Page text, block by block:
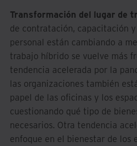
Transformación del lugar de
de contratación, capacitación
personal están cambiando a
trabajo híbrido se vuelve más
tendencia acelerada por la
las organizaciones también
papel de las oficinas y los
cuestionando qué tipo de
necesarios. Otra tendencia
enfoque en el bienestar de los